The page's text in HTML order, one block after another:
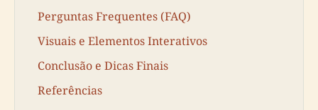
Perguntas Frequentes (FAQ)
Visuais e Elementos Interativos
Conclusão e Dicas Finais
Referências